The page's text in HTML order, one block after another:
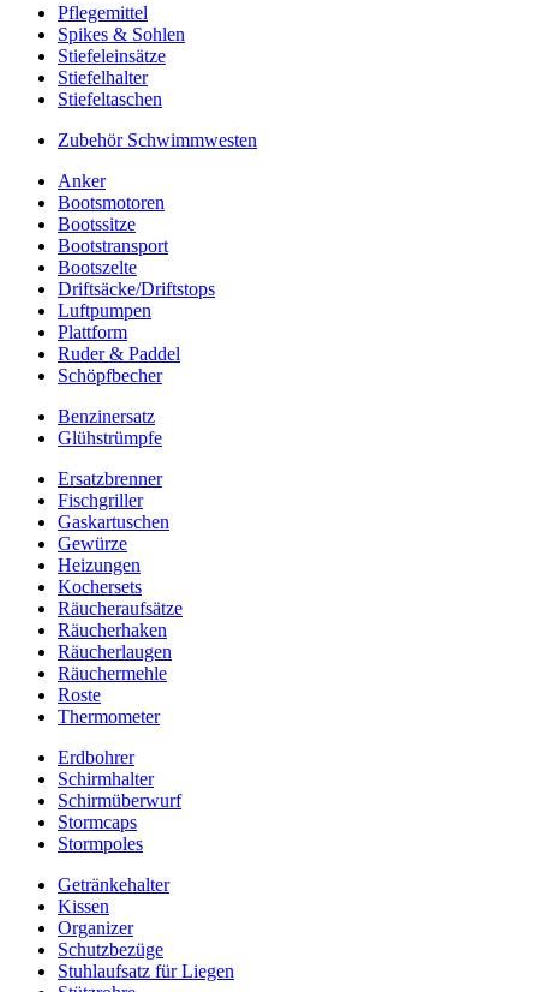
Pflegemittel
Spikes & Sohlen
Stiefeleinsätze
Stiefelhalter
Stiefeltaschen
Zubehör Schwimmwesten
Anker
Bootsmotoren
Bootssitze
Bootstransport
Bootszelte
Driftsäcke/Driftstops
Luftpumpen
Plattform
Ruder & Paddel
Schöpfbecher
Benzinersatz
Glühstrümpfe
Ersatzbrenner
Fischgriller
Gaskartuschen
Gewürze
Heizungen
Kochersets
Räucheraufsätze
Räucherhaken
Räucherlaugen
Räuchermehle
Roste
Thermometer
Erdbohrer
Schirmhalter
Schirmüberwurf
Stormcaps
Stormpoles
Getränkehalter
Kissen
Organizer
Schutzbezüge
Stuhlaufsatz für Liegen